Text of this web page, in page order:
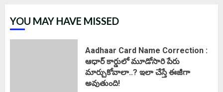
YOU MAY HAVE MISSED
Aadhaar Card Name Correction :
ఆధార్ కార్డులో మూడోసారి పేరు
మార్చుకోవాలా..? ఇలా చేస్తే ఈజీగా
అవుతుంది!